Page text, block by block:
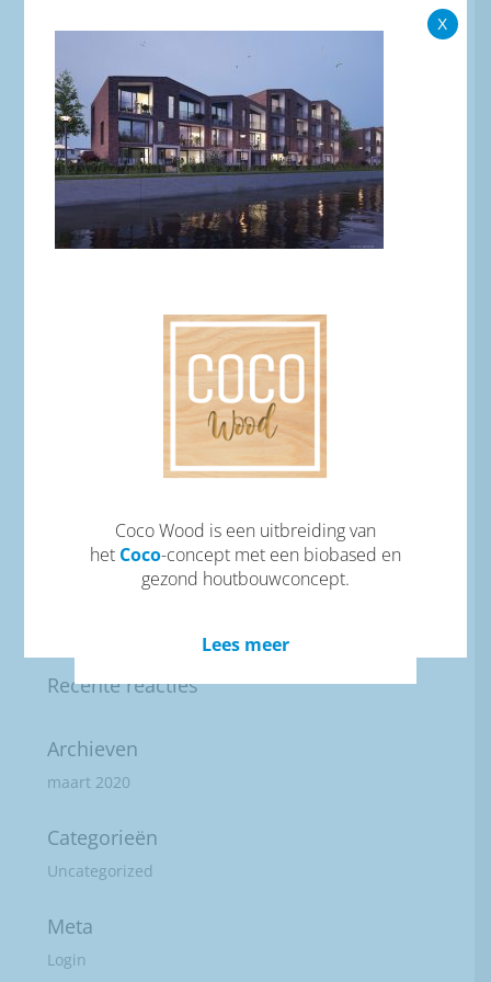
3582782_B1_001
Recente berichten
Recente reacties
Archieven
maart 2020
Categorieën
Uncategorized
Meta
Login
Coco Wood is een uitbreiding van
het Coco-concept met een biobased en
gezond houtbouwconcept.
Lees meer
X